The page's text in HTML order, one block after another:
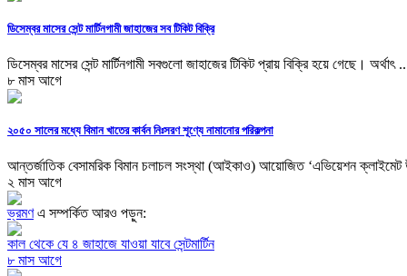
ডিসেম্বর মাসের সেন্ট মার্টিনগামী জাহাজের সব টিকিট বিক্রি
ডিসেম্বর মাসের সেন্ট মার্টিনগামী সবগুলো জাহাজের টিকিট প্রায় বিক্রি হয়ে গেছে। অর্থাৎ
৮ মাস আগে
২০৫০ সালের মধ্যে বিমান খাতের কার্বন নিঃসরণ শূণ্যে নামানোর পরিকল্পনা
আন্তর্জাতিক বেসামরিক বিমান চলাচল সংস্থা (আইকাও) আয়োজিত ‘এভিয়েশন
২ মাস আগে
ভ্রমণএ সম্পর্কিত আরও পড়ুন:
কাল থেকে যে ৪ জাহাজে যাওয়া যাবে সেন্টমার্টিন
৮ মাস আগে